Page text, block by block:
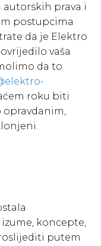
autorskih prava i
postupcima
da je Elektro
vaša
da to
roku biti
opravdanim,
koncepte,
putem